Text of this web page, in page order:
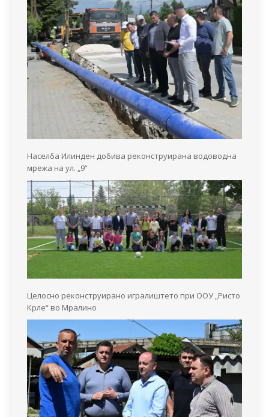
Населба Илинден добива реконструирана водоводна
мрежа на ул. „9“
Целосно реконструирано игралиштето при ООУ „Ристо
Крле“ во Мралино